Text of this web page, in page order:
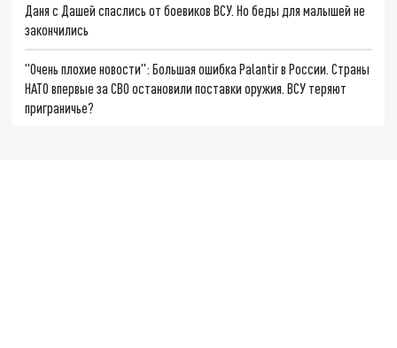
Даня с Дашей спаслись от боевиков ВСУ. Но беды для малышей не
закончились
"Очень плохие новости": Большая ошибка Palantir в России. Страны
НАТО впервые за СВО остановили поставки оружия. ВСУ теряют
приграничье?